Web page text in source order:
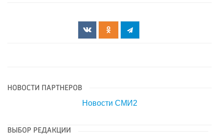
НОВОСТИ ПАРТНЕРОВ
Новости СМИ2
ВЫБОР РЕДАКЦИИ